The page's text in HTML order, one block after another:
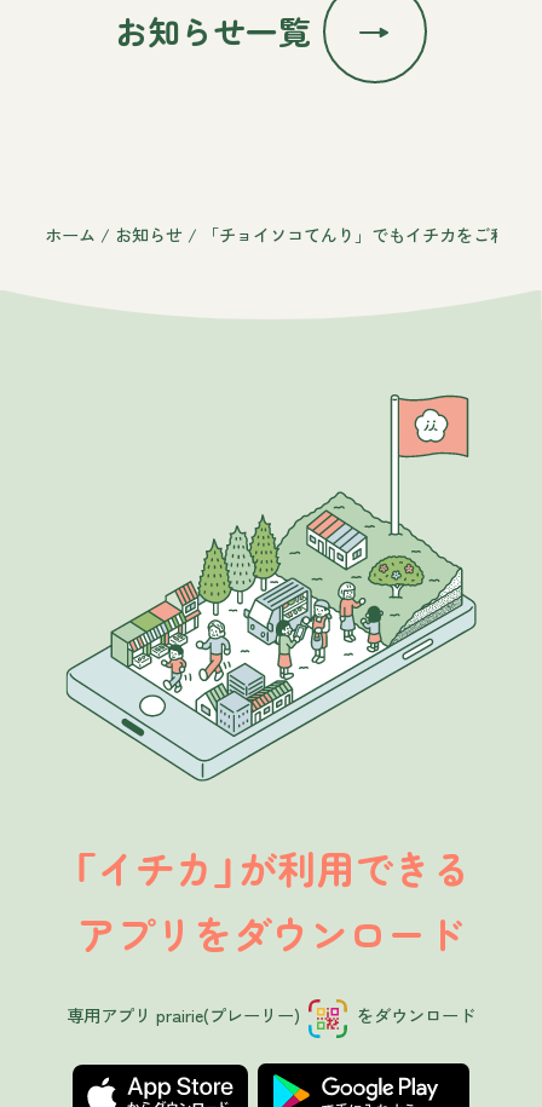
お知らせ一覧
ホーム / お知らせ / 「チョイソコてんり」でもイチカをご利用
「イチカ」が利用できる
アプリをダウンロード
専用アプリ prairie(プレーリー) をダウンロード